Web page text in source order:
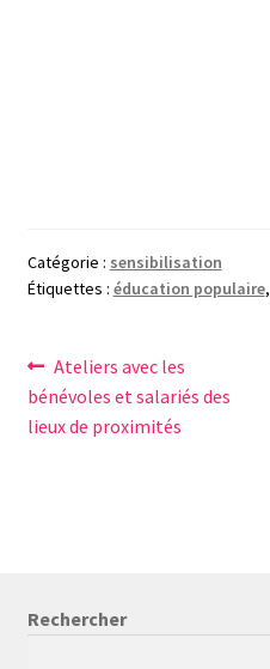
Catégorie : sensibilisation
Étiquettes : éducation populaire,
Navigation
de
Article
précédent :
Ateliers avec les
bénévoles et salariés des
lieux de proximités
Rechercher